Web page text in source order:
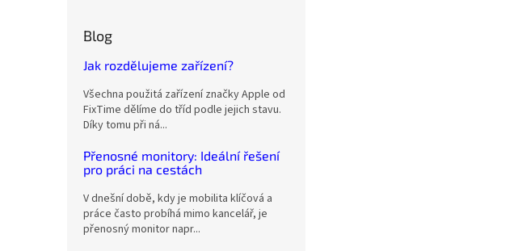
Blog
Jak rozdělujeme zařízení?
Všechna použitá zařízení značky Apple od
FixTime dělíme do tříd podle jejich stavu.
Díky tomu při ná...
Přenosné monitory: Ideální řešení
pro práci na cestách
V dnešní době, kdy je mobilita klíčová a
práce často probíhá mimo kancelář, je
přenosný monitor napr...